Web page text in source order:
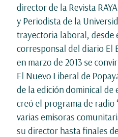
director de la Revista
y Periodista de la
trayectoria laboral, desde
corresponsal del diario El
en marzo de 2013 se
El Nuevo Liberal de
de la edición dominical de
creó el programa de radio
varias emisoras
su director hasta finales